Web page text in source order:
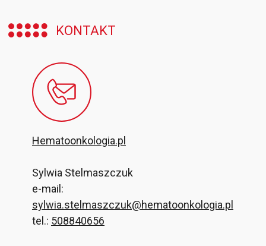
KONTAKT
Hematoonkologia.pl
Sylwia Stelmaszczuk
e-mail:
sylwia.stelmaszczuk@hematoonkologia.pl
tel.: 508840656